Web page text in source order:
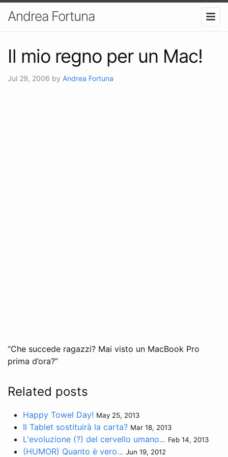
Andrea Fortuna
Il mio regno per un Mac!
Jul 29, 2006 by Andrea Fortuna
“Che succede ragazzi? Mai visto un MacBook Pro
prima d’ora?”
Related posts
Happy Towel Day! May 25, 2013
Il Tablet sostituirà la carta? Mar 18, 2013
L'evoluzione (?) del cervello umano... Feb 14, 2013
(HUMOR) Quanto è vero... Jun 19, 2012